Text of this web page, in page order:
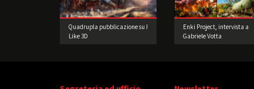
Quadrupla pubblicazione su I
Like 3D
Enki Project, intervista a
Gabriele Votta